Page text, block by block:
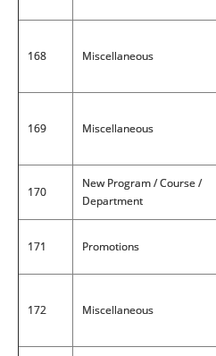
168 Miscellaneous
169 Miscellaneous
170
New Program / Course /
Department
171 Promotions
172 Miscellaneous